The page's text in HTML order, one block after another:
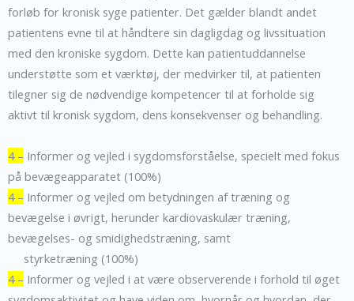
forløb for kronisk syge patienter. Det gælder blandt andet
patientens evne til at håndtere sin dagligdag og livssituation
med den kroniske sygdom. Dette kan patientuddannelse
understøtte som et værktøj, der medvirker til, at patienten
tilegner sig de nødvendige kompetencer til at forholde sig
aktivt til kronisk sygdom, dens konsekvenser og behandling.
4 – Informer og vejled i sygdomsforståelse, specielt med fokus
på bevægeapparatet (100%)
4 – Informer og vejled om betydningen af træning og
bevægelse i øvrigt, herunder kardiovaskulær træning,
bevægelses- og smidighedstræning, samt
styrketræning (100%)
4 – Informer og vejled i at være observerende i forhold til øget